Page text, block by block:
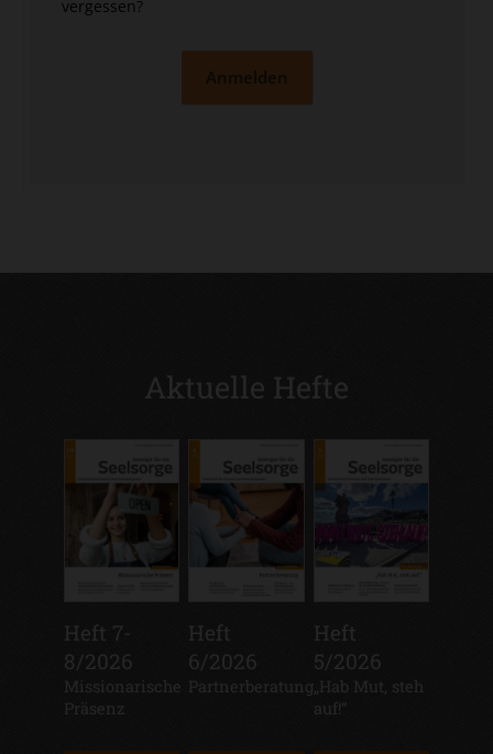
vergessen?
Anmelden
Aktuelle Hefte
Heft 7-
8/2026
:
Missionarische
Präsenz
Heft
6/2026
:
Partnerberatung
Heft
5/2026
:„Hab Mut, steh
auf!“